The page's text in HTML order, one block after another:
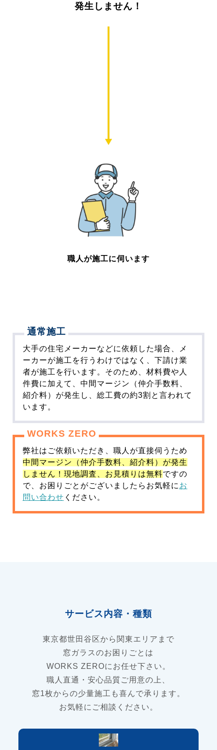
発生しません！
職人が施工に伺います
通常施工
大手の住宅メーカーなどに依頼した場合、メ
ーカーが施工を行うわけではなく、下請け業
者が施工を行います。そのため、材料費や人
件費に加えて、中間マージン（仲介手数料、
紹介料）が発生し、総工費の約3割と言われて
います。
WORKS ZERO
弊社はご依頼いただき、職人が直接伺うため
中間マージン（仲介手数料、紹介料）が発生
しません！現地調査、お見積りは無料ですの
で、お困りごとがございましたらお気軽に お
問い合わせ ください。
サービス内容・種類
東京都世田谷区から関東エリアまで
窓ガラスのお困りごとは
WORKS ZEROにお任せ下さい。
職人直通・安心品質ご用意の上、
窓1枚からの少量施工も喜んで承ります。
お気軽にご相談ください。